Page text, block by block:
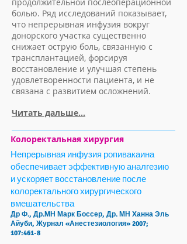
болью. Ряд исследований показывает,
что непрерывная инфузия вокруг
донорского участка существенно
снижает острую боль, связанную с
трансплантацией, форсируя
восстановление и улучшая степень
удовлетворенности пациента, и не
связана с развитием осложнений.
Читать дальше...
Непрерывная инфузия ропивакаина
обеспечивает эффективную аналгезию
и ускоряет восстановление после
колоректального хирургического
вмешательства
Др Ф., Др.МН Марк Боссер, Др. МН Ханна Эль
Айуби, Журнал «Анестезиология» 2007;
107:461-8
Колоректальная хирургия